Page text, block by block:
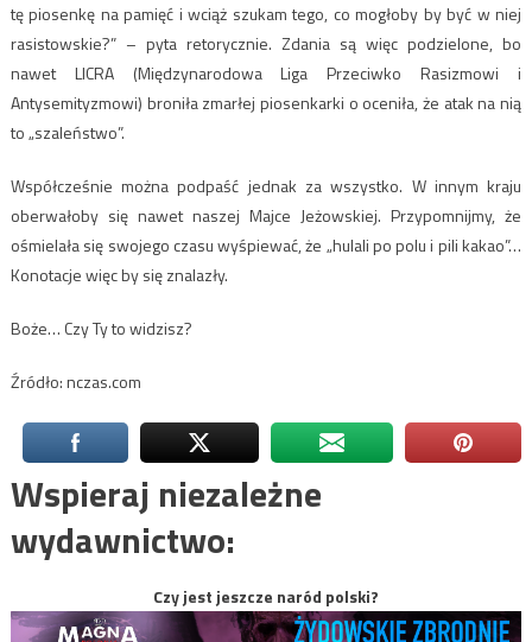
tę piosenkę na pamięć i wciąż szukam tego, co mogłoby by być w niej
rasistowskie?” – pyta retorycznie. Zdania są więc podzielone, bo
nawet LICRA (Międzynarodowa Liga Przeciwko Rasizmowi i
Antysemityzmowi) broniła zmarłej piosenkarki o oceniła, że atak na nią
to „szaleństwo”.
Współcześnie można podpaść jednak za wszystko. W innym kraju
oberwałoby się nawet naszej Majce Jeżowskiej. Przypomnijmy, że
ośmielała się swojego czasu wyśpiewać, że „hulali po polu i pili kakao”…
Konotacje więc by się znalazły.
Boże… Czy Ty to widzisz?
Źródło: nczas.com
Wspieraj niezależne
wydawnictwo:
Czy jest jeszcze naród polski?